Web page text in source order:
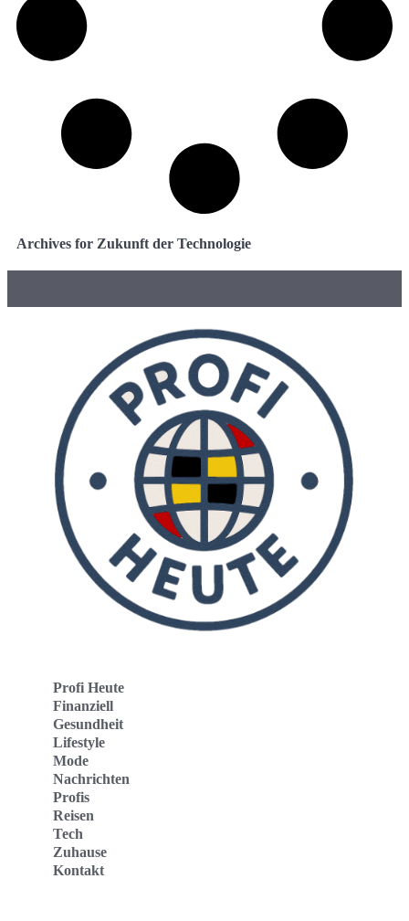
Archives for Zukunft der Technologie
Profi Heute
Finanziell
Gesundheit
Lifestyle
Mode
Nachrichten
Profis
Reisen
Tech
Zuhause
Kontakt